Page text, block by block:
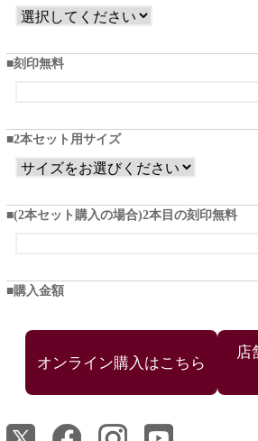
刻印無料
2本セット用サイズ
(2本セット購入の場合)2本目の刻印無料
購入金額
店